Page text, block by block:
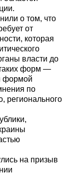
о том, что
от
которая
власти до
форм —
формой
по
регионального
на призыв